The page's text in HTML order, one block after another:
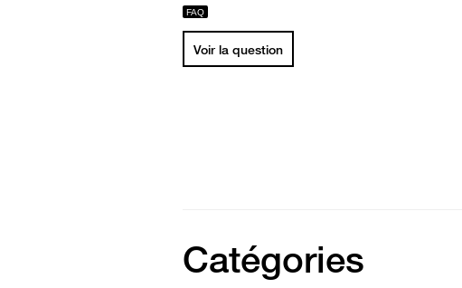
Voir la question
Catégories